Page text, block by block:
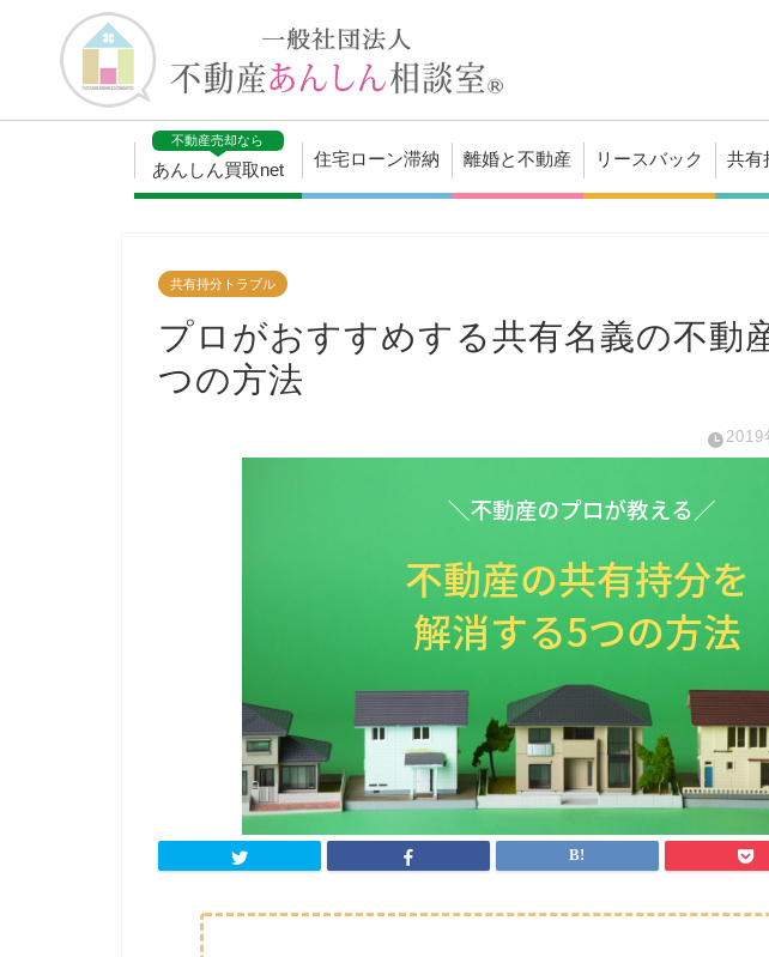
不動産売却なら
あんしん買取net
住宅ローン滞納 離婚と不動産 リースバック 共有
共有持分トラブル
プロがおすすめする共有名義の不動
つの方法
2019